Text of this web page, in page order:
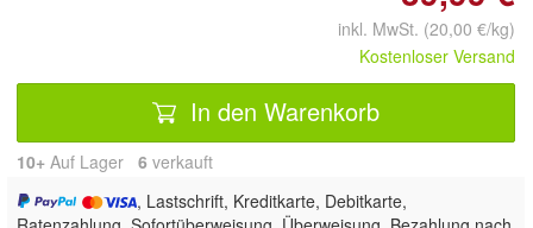
inkl. MwSt. (20,00 €/kg)
Kostenloser Versand
In den Warenkorb
10+ Auf Lager 6 verkauft
, Lastschrift, Kreditkarte, Debitkarte,